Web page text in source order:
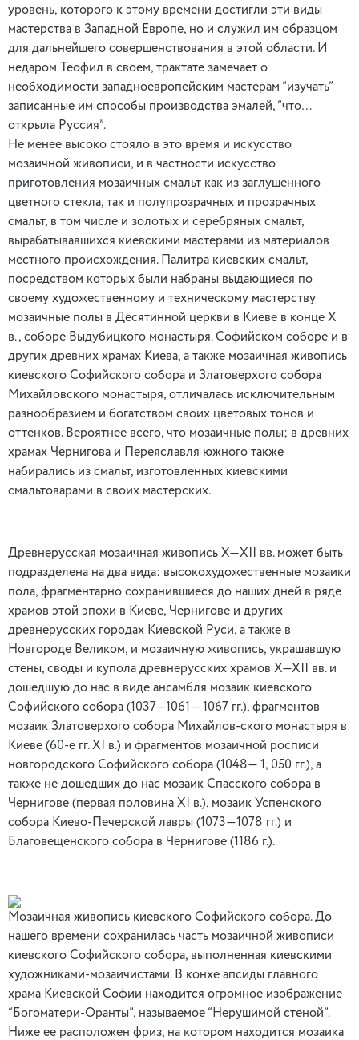
уровень, которого к этому времени достигли эти виды
мастерства в Западной Европе, но и служил им образцом
для дальнейшего совершенствования в этой области. И
недаром Теофил в своем, трактате замечает о
необходимости западноевропейским мастерам “изучать”
записанные им способы производства эмалей, “что…
открыла Руссия”.
Не менее высоко стояло в это время и искусство
мозаичной живописи, и в частности искусство
приготовления мозаичных смальт как из заглушенного
цветного стекла, так и полупрозрачных и прозрачных
смальт, в том числе и золотых и серебряных смальт,
вырабатывавшихся киевскими мастерами из материалов
местного происхождения. Палитра киевских смальт,
посредством которых были набраны выдающиеся по
своему художественному и техническому мастерству
мозаичные полы в Десятинной церкви в Киеве в конце Х
в., соборе Выдубицкого монастыря. Софийском соборе и в
других древних храмах Киева, а также мозаичная живопись
киевского Софийского собора и Златоверхого собора
Михайловского монастыря, отличалась исключительным
разнообразием и богатством своих цветовых тонов и
оттенков. Вероятнее всего, что мозаичные полы; в древних
храмах Чернигова и Переяславля южного также
набирались из смальт, изготовленных киевскими
смальтоварами в своих мастерских.
Древнерусская мозаичная живопись Х—XII вв. может быть
подразделена на два вида: высокохудожественные мозаики
пола, фрагментарно сохранившиеся до наших дней в ряде
храмов этой эпохи в Киеве, Чернигове и других
древнерусских городах Киевской Руси, а также в
Новгороде Великом, и мозаичную живопись, украшавшую
стены, своды и купола древнерусских храмов Х—ХII вв. и
дошедшую до нас в виде ансамбля мозаик киевского
Софийского собора (1037—1061— 1067 гг.), фрагментов
мозаик Златоверхого собора Михайлов-ского монастыря в
Киеве (60-е гг. XI в.) и фрагментов мозаичной росписи
новгородского Софийского собора (1048— 1, 050 гг.), а
также не дошедших до нас мозаик Спасского собора в
Чернигове (первая половина XI в.), мозаик Успенского
собора Киево-Печерской лавры (1073—1078 гг.) и
Благовещенского собора в Чернигове (1186 г.).
Мозаичная живопись киевского Софийского собора. До
нашего времени сохранилась часть мозаичной живописи
киевского Софийского собора, выполненная киевскими
художниками-мозаичистами. В конхе апсиды главного
храма Киевской Софии находится огромное изображение
“Богоматери-Оранты”, называемое “Нерушимой стеной”.
Ниже ее расположен фриз, на котором находится мозаика